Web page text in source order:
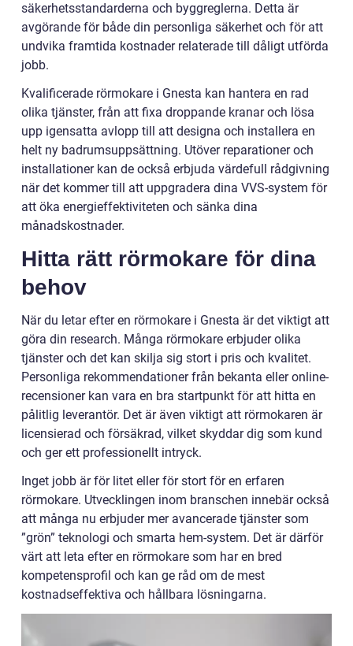
säkerhetsstandarderna och byggreglerna. Detta är
avgörande för både din personliga säkerhet och för att
undvika framtida kostnader relaterade till dåligt utförda
jobb.
Kvalificerade rörmokare i Gnesta kan hantera en rad
olika tjänster, från att fixa droppande kranar och lösa
upp igensatta avlopp till att designa och installera en
helt ny badrumsuppsättning. Utöver reparationer och
installationer kan de också erbjuda värdefull rådgivning
när det kommer till att uppgradera dina VVS-system för
att öka energieffektiviteten och sänka dina
månadskostnader.
Hitta rätt rörmokare för dina
behov
När du letar efter en rörmokare i Gnesta är det viktigt att
göra din research. Många rörmokare erbjuder olika
tjänster och det kan skilja sig stort i pris och kvalitet.
Personliga rekommendationer från bekanta eller online-
recensioner kan vara en bra startpunkt för att hitta en
pålitlig leverantör. Det är även viktigt att rörmokaren är
licensierad och försäkrad, vilket skyddar dig som kund
och ger ett professionellt intryck.
Inget jobb är för litet eller för stort för en erfaren
rörmokare. Utvecklingen inom branschen innebär också
att många nu erbjuder mer avancerade tjänster som
”grön” teknologi och smarta hem-system. Det är därför
värt att leta efter en rörmokare som har en bred
kompetensprofil och kan ge råd om de mest
kostnadseffektiva och hållbara lösningarna.